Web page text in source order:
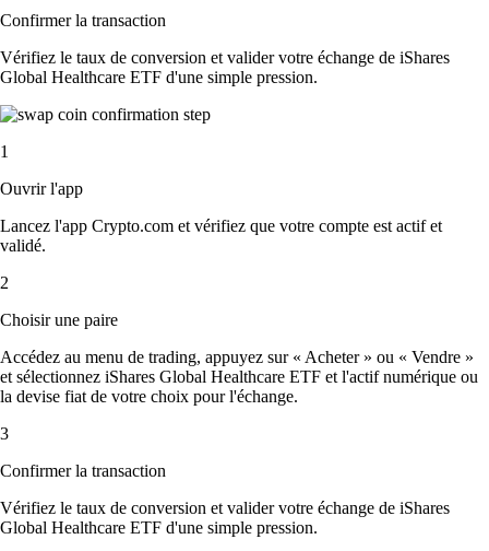
Confirmer la transaction
Vérifiez le taux de conversion et valider votre échange de iShares
Global Healthcare ETF d'une simple pression.
1
Ouvrir l'app
Lancez l'app Crypto.com et vérifiez que votre compte est actif et
validé.
2
Choisir une paire
Accédez au menu de trading, appuyez sur « Acheter » ou « Vendre »
et sélectionnez iShares Global Healthcare ETF et l'actif numérique ou
la devise fiat de votre choix pour l'échange.
3
Confirmer la transaction
Vérifiez le taux de conversion et valider votre échange de iShares
Global Healthcare ETF d'une simple pression.